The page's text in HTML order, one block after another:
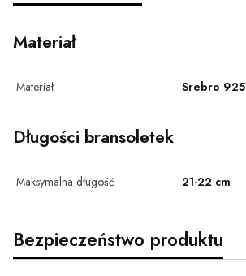
Materiał
Materiał Srebro 925
Długości bransoletek
Maksymalna długość 21-22 cm
Bezpieczeństwo produktu